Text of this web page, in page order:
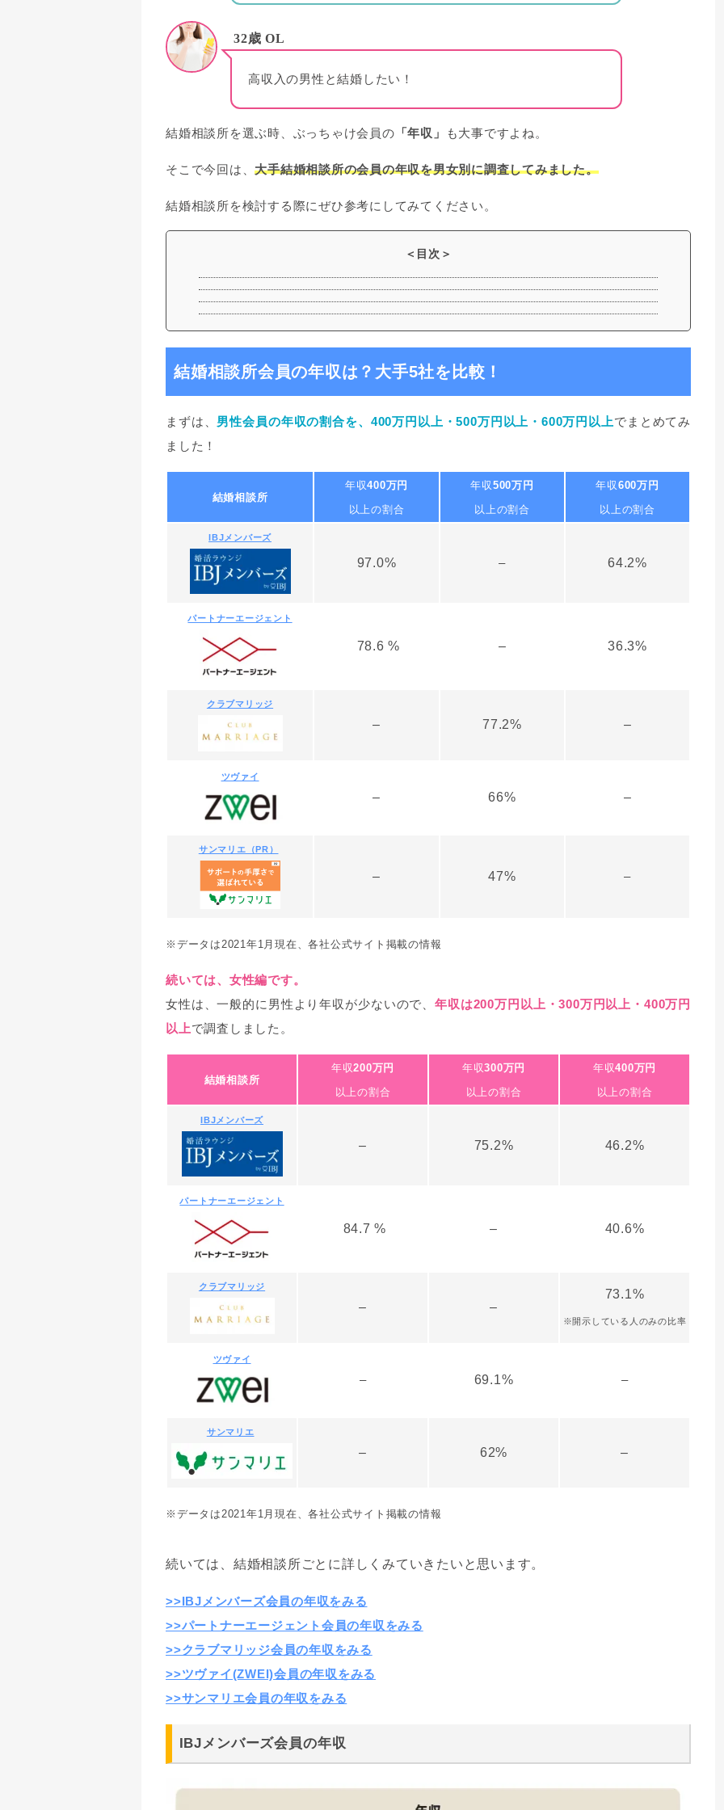
32歳 OL
高収入の男性と結婚したい！
結婚相談所を選ぶ時、ぶっちゃけ会員の 「年収」 も大事ですよね。
そこで今回は、大手結婚相談所の会員の年収を男女別に調査してみました。
結婚相談所を検討する際にぜひ参考にしてみてください。
結婚相談所会員の年収は？大手5社を比較！
まずは、 男性会員の年収の割合を、400万円以上・500万円以上・600万円以上でまとめてみ
ました！
結婚相談所
年収400万円
以上の割合
年収 500万円
以上の割合
年収 600万円
以上の割合
IBJメンバーズ
97.0% – 64.2%
パートナーエージェント
78.6 % – 36.3%
クラブマリッジ
– 77.2% –
ツヴァイ
– 66% –
サンマリエ（PR）
– 47% –
※データは2021年1月現在、各社公式サイト掲載の情報
続いては、女性編です。
女性は、一般的に男性より年収が少ないので、年収は200万円以上・300万円以上・400万円
以上で調査しました。
結婚相談所
年収200万円
以上の割合
年収300万円
以上の割合
年収400万円
以上の割合
IBJメンバーズ
– 75.2% 46.2%
パートナーエージェント
84.7 % – 40.6%
クラブマリッジ
– –
73.1%
※開示している人のみの比率
ツヴァイ
– 69.1% –
サンマリエ
– 62% –
※データは2021年1月現在、各社公式サイト掲載の情報
続いては、結婚相談所ごとに詳しくみていきたいと思います。
>>IBJメンバーズ会員の年収をみる
>>パートナーエージェント会員の年収をみる
>>クラブマリッジ会員の年収をみる
>>ツヴァイ(ZWEI)会員の年収をみる
>>サンマリエ会員の年収をみる
IBJメンバーズ会員の年収